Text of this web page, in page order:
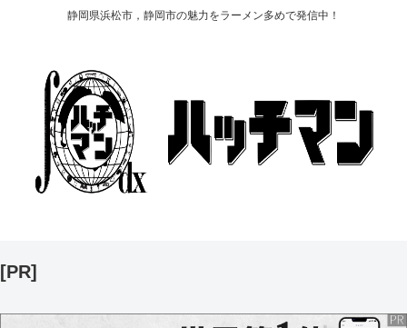
静岡県浜松市，静岡市の魅力をラーメン多めで発信中！
[PR]